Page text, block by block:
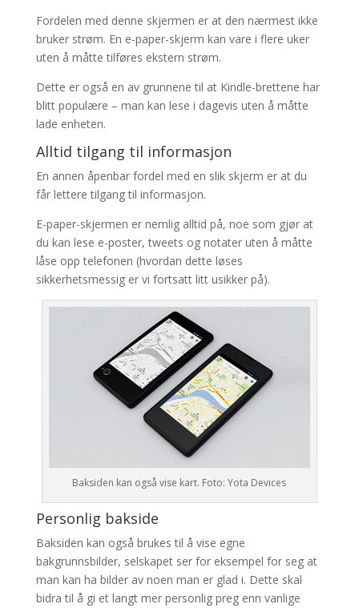
Fordelen med denne skjermen er at den nærmest ikke
bruker strøm. En e-paper-skjerm kan vare i flere uker
uten å måtte tilføres ekstern strøm.
Dette er også en av grunnene til at Kindle-brettene har
blitt populære – man kan lese i dagevis uten å måtte
lade enheten.
Alltid tilgang til informasjon
En annen åpenbar fordel med en slik skjerm er at du
får lettere tilgang til informasjon.
E-paper-skjermen er nemlig alltid på, noe som gjør at
du kan lese e-poster, tweets og notater uten å måtte
låse opp telefonen (hvordan dette løses
sikkerhetsmessig er vi fortsatt litt usikker på).
Baksiden kan også vise kart. Foto: Yota Devices
Personlig bakside
Baksiden kan også brukes til å vise egne
bakgrunnsbilder, selskapet ser for eksempel for seg at
man kan ha bilder av noen man er glad i. Dette skal
bidra til å gi et langt mer personlig preg enn vanlige